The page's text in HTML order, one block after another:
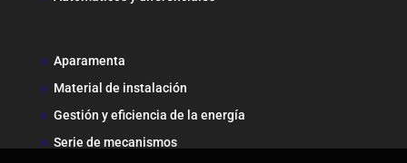
Aparamenta
Material de instalación
Gestión y eficiencia de la energía
Serie de mecanismos